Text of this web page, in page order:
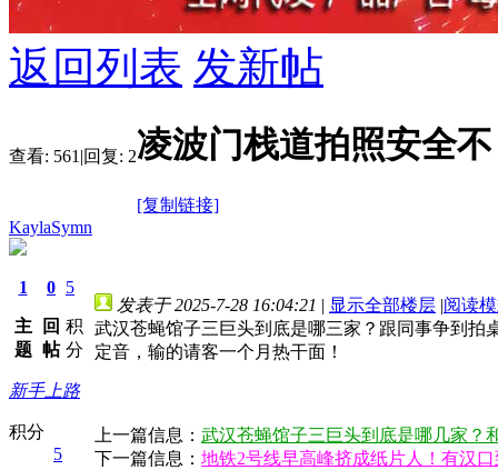
返回列表 发新帖
查看: 561 |回复: 2凌波门栈道拍照安全
[复制链接]
KaylaSymn
1
主
题
0
回
帖
5
积
分
新手上路
积分
5
发表于 2025-7-28 16:04:21 | 显示全部楼层 |阅读
武汉苍蝇馆子三巨头到底是哪三家？跟同事争到
定音，输的请客一个月热干面！
上一篇信息： 武汉苍蝇馆子三巨头到底是哪几家？
下一篇信息： 地铁2号线早高峰挤成纸片人！有汉